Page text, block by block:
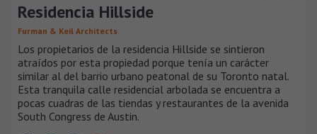
Residencia Hillside
Furman & Keil Architects
Los propietarios de la residencia Hillside se sintieron
atraídos por esta propiedad porque tenía un carácter
similar al del barrio urbano peatonal de su Toronto natal.
Esta tranquila calle residencial arbolada se encuentra a
pocas cuadras de las tiendas y restaurantes de la avenida
South Congress de Austin.